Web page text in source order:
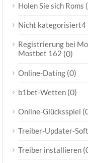
Holen Sie sich Roms
Nicht kategorisiert4
Registrierung bei
Mostbet 162 (0)
Online-Dating (0)
b1bet-Wetten (0)
Online-Glücksspiel
Treiber-Updater-
Treiber installieren